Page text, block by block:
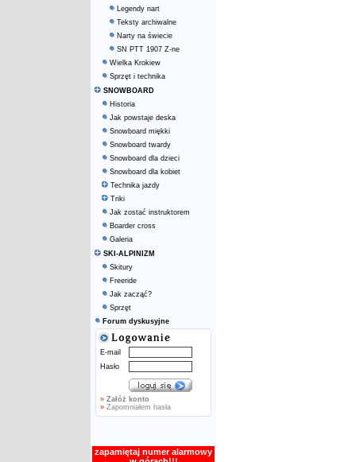
Legendy nart
Teksty archiwalne
Narty na świecie
SN PTT 1907 Z-ne
Wielka Krokiew
Sprzęt i technika
SNOWBOARD
Historia
Jak powstaje deska
Snowboard miękki
Snowboard twardy
Snowboard dla dzieci
Snowboard dla kobiet
Technika jazdy
Triki
Jak zostać instruktorem
Boarder cross
Galeria
SKI-ALPINIZM
Skitury
Freeride
Jak zacząć?
Sprzęt
Forum dyskusyjne
E-mail
Hasło
» Załóż konto
» Zapomniałem hasła
zapamiętaj numer alarmowy